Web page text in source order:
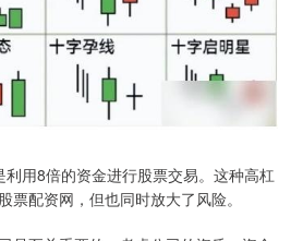
用8倍的资金进行股票交易。这种高杠
配资网，但也同时放大了风险。